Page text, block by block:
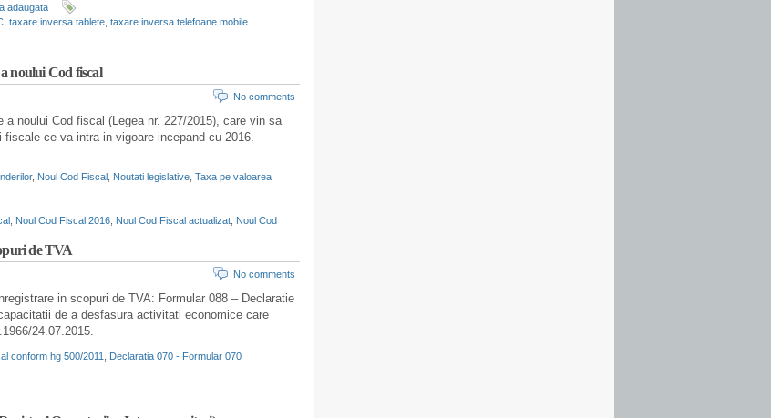
adaugata
taxare inversa tablete taxare inversa telefoane mobile
noului Cod fiscal
No comments
noului Cod fiscal (Legea nr. 227/2015), care vin sa
ce va intra in vigoare incepand cu 2016.
, Noul Cod Fiscal Noutati legislative Taxa pe valoarea
Noul Cod Fiscal 2016 Noul Cod Fiscal actualizat Noul Cod
de TVA
No comments
in scopuri de TVA: Formular 088 – Declaratie
de a desfasura activitati economice care
24.07.2015.
conform hg 500/2011 Declaratia 070 - Formular 070